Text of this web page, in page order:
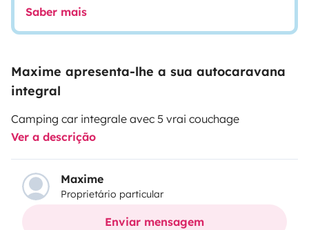
Saber mais
Maxime apresenta-lhe a sua autocaravana
integral
Camping car integrale avec 5 vrai couchage
Ver a descrição
Maxime
Proprietário particular
Enviar mensagem